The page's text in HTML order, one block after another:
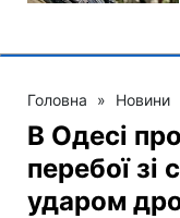
Головна » Новини
В Одесі
перебої зі
ударом